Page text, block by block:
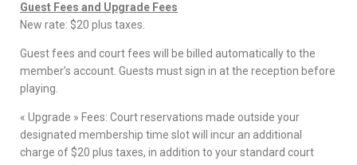
Guest Fees and Upgrade Fees
New rate: $20 plus taxes.
Guest fees and court fees will be billed automatically to the
member’s account. Guests must sign in at the reception before
playing.
« Upgrade » Fees: Court reservations made outside your
designated membership time slot will incur an additional
charge of $20 plus taxes, in addition to your standard court